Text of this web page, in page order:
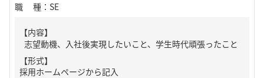
職種 ： SE
【内容】
志望動機、入社後実現したいこと、学生時代頑張ったこと
【形式】
採用ホームページから記入